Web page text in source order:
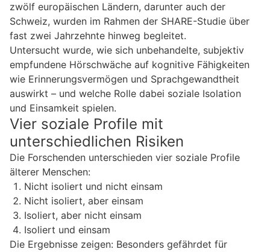
zwölf europäischen Ländern, darunter auch der
Schweiz, wurden im Rahmen der SHARE-Studie über
fast zwei Jahrzehnte hinweg begleitet.
Untersucht wurde, wie sich unbehandelte, subjektiv
empfundene Hörschwäche auf kognitive Fähigkeiten
wie Erinnerungsvermögen und Sprachgewandtheit
auswirkt – und welche Rolle dabei soziale Isolation
und Einsamkeit spielen.
Vier soziale Profile mit
unterschiedlichen Risiken
Die Forschenden unterschieden vier soziale Profile
älterer Menschen:
Nicht isoliert und nicht einsam
Nicht isoliert, aber einsam
Isoliert, aber nicht einsam
Isoliert und einsam
Die Ergebnisse zeigen: Besonders gefährdet für